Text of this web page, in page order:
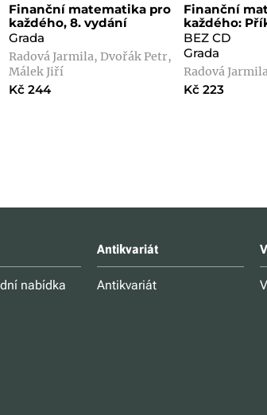
Finanční matematika pro
každého, 8. vydání
Grada
Radová Jarmila, Dvořák Petr,
Málek Jiří
Kč 244
Finanční
každého:
BEZ CD
Grada
Radová
Kč 223
nabídka
Antikvariát
Antikvariát